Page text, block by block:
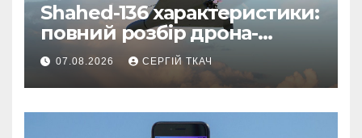
Shahed-136 характеристики:
повний розбір дрона-
камікадзе
07.08.2026 СЕРГІЙ ТКАЧ